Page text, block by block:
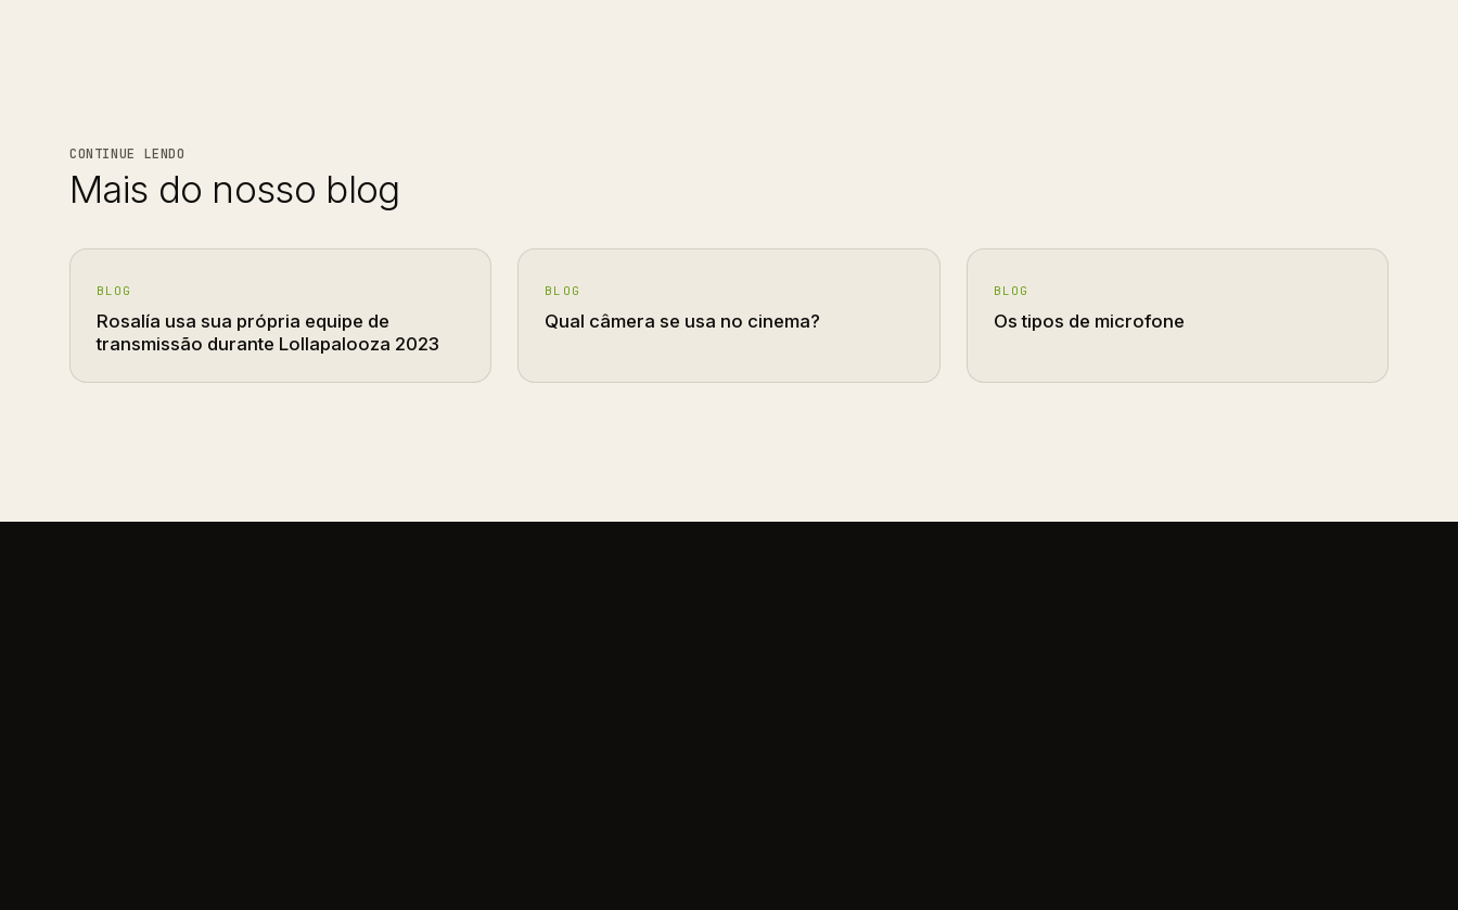
CONTINUE LENDO
Mais do nosso blog
BLOG
Rosalía usa sua própria equipe de
transmissão durante Lollapalooza 2023
BLOG
Qual câmera se usa no cinema?
BLOG
Os tipos de microfone